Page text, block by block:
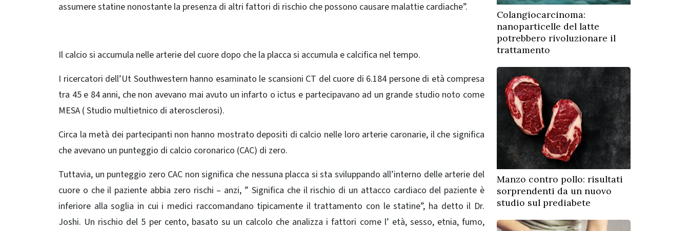
assumere statine nonostante la presenza di altri fattori di rischio che possono causare malattie cardiache”.
Il calcio si accumula nelle arterie del cuore dopo che la placca si accumula e calcifica nel tempo.
I ricercatori dell’Ut Southwestern hanno esaminato le scansioni CT del cuore di 6.184 persone di età compresa
tra 45 e 84 anni, che non avevano mai avuto un infarto o ictus e partecipavano ad un grande studio noto come
MESA ( Studio multietnico di aterosclerosi).
Circa la metà dei partecipanti non hanno mostrato depositi di calcio nelle loro arterie caronarie, il che significa
che avevano un punteggio di calcio coronarico (CAC) di zero.
Tuttavia, un punteggio zero CAC non significa che nessuna placca si sta sviluppando all’interno delle arterie del
cuore o che il paziente abbia zero rischi – anzi, ” Significa che il rischio di un attacco cardiaco del paziente è
inferiore alla soglia in cui i medici raccomandano tipicamente il trattamento con le statine”, ha detto il Dr.
Joshi. Un rischio del 5 per cento, basato su un calcolo che analizza i fattori come l’ età, sesso, etnia, fumo,
Colangiocarcinoma:
nanoparticelle del latte
potrebbero rivoluzionare il
trattamento
Manzo contro pollo: risultati
sorprendenti da un nuovo
studio sul prediabete